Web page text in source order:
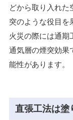
どから取り入れた
突のような役目を
火災の際には通期
通気層の煙突効果
能性があります。
直張工法は塗